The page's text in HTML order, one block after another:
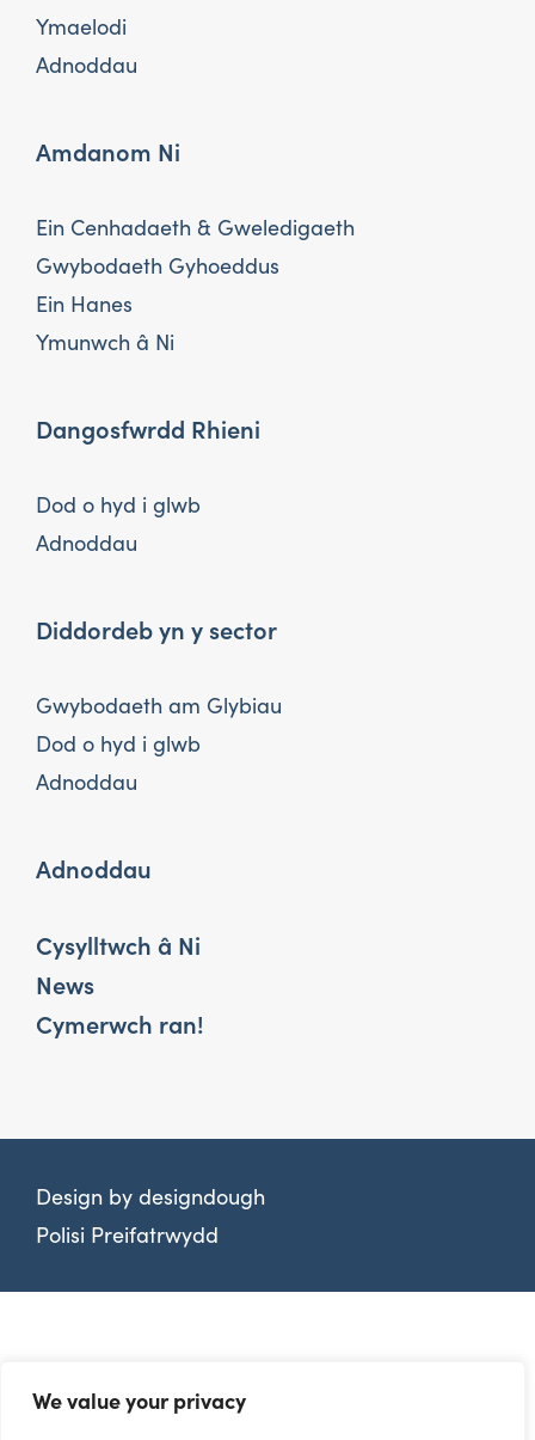
We value your privacy
Ymaelodi
Adnoddau
Amdanom Ni
Ein Cenhadaeth & Gweledigaeth
Gwybodaeth Gyhoeddus
Ein Hanes
Ymunwch â Ni
Dangosfwrdd Rhieni
Dod o hyd i glwb
Adnoddau
Diddordeb yn y sector
Gwybodaeth am Glybiau
Dod o hyd i glwb
Adnoddau
Adnoddau
Cysylltwch â Ni
News
Cymerwch ran!
Design by designdough
Polisi Preifatrwydd